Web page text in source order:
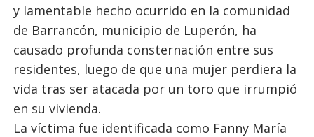
y lamentable hecho ocurrido en la comunidad
de Barrancón, municipio de Luperón, ha
causado profunda consternación entre sus
residentes, luego de que una mujer perdiera la
vida tras ser atacada por un toro que irrumpió
en su vivienda.
La víctima fue identificada como Fanny María